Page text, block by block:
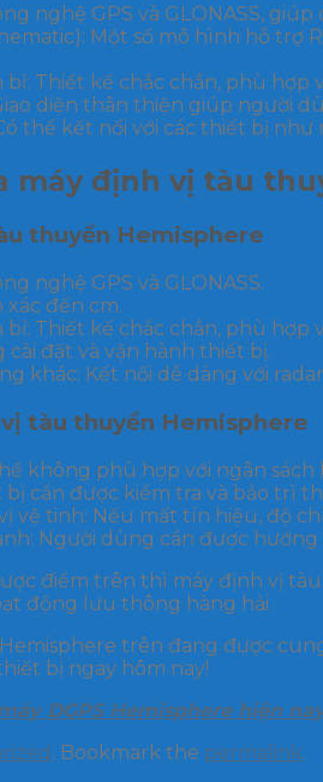
nghệ GPS và GLONASS,
Một số mô hình hỗ
bỉ: Thiết kế chắc chắn, phù
diện thân thiện giúp người
thể kết nối với các thiết bị
máy định vị tàu
thuyền Hemisphere
nghệ GPS và GLONASS.
đến cm.
bỉ: Thiết kế chắc chắn, phù hợp
cài đặt và vận hành thiết bị.
khác: Kết nối dễ dàng với
tàu thuyền Hemisphere
không phù hợp với ngân sách
cần được kiểm tra và bảo trì
vệ tinh: Nếu mất tín hiệu, độ
Người dùng cần được
điểm trên thì máy định vị
động lưu thông hàng hải.
trên đang được
bị ngay hôm nay!
DGPS Hemisphere hiện
. Bookmark the permalink.